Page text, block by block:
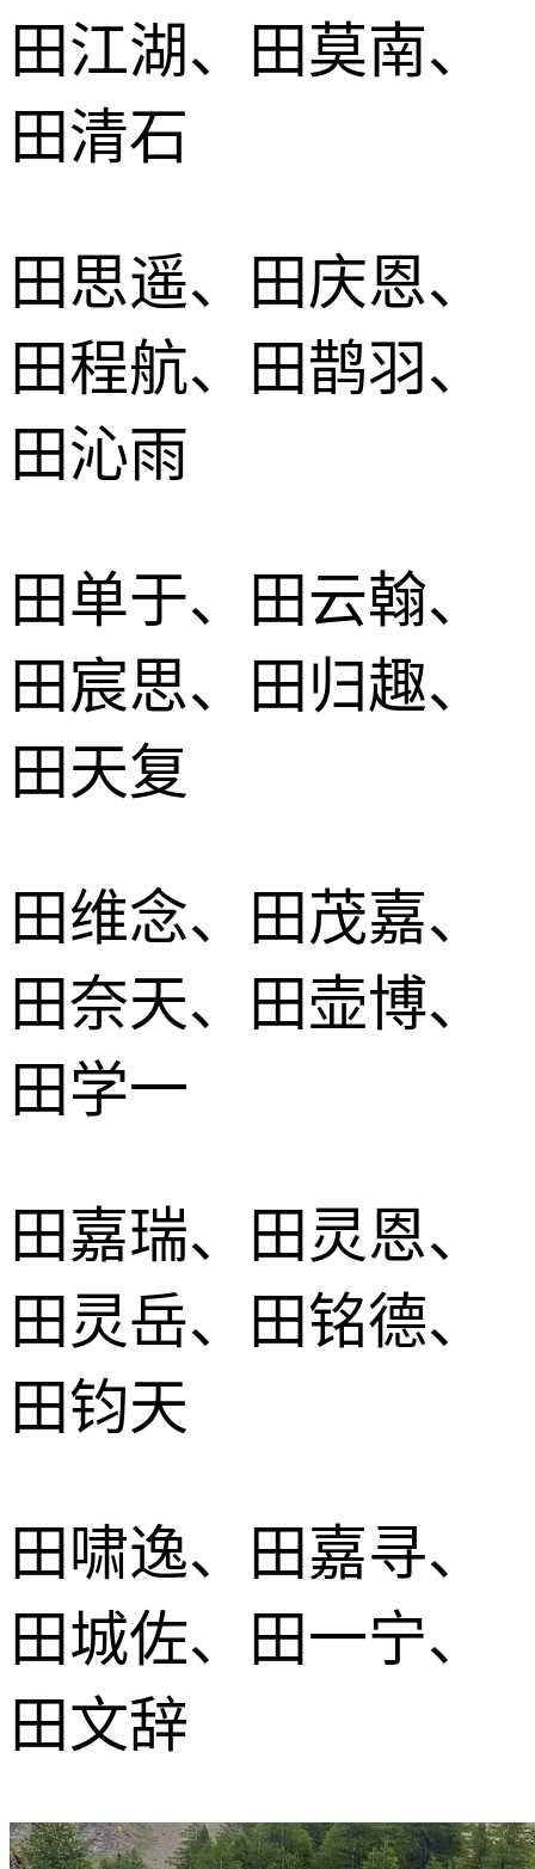
田江湖、田莫南、
田清石
田思遥、田庆恩、
田程航、田鹊羽、
田沁雨
田单于、田云翰、
田宸思、田归趣、
田天复
田维念、田茂嘉、
田奈天、田壶博、
田学一
田嘉瑞、田灵恩、
田灵岳、田铭德、
田钧天
田啸逸、田嘉寻、
田城佐、田一宁、
田文辞